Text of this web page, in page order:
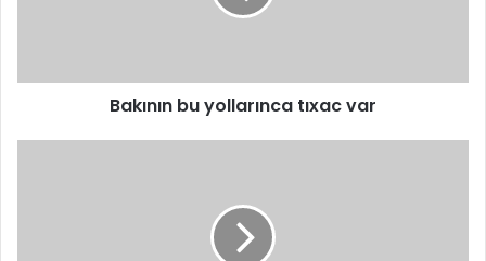
Bakının bu yollarınca tıxac var